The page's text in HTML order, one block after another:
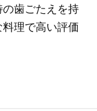
歯ごたえを持
理で高い評価